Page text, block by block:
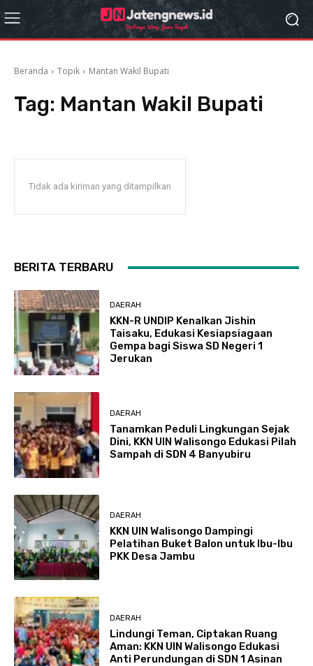
Beranda Topik Mantan Wakil Bupati
Tag: Mantan Wakil Bupati
Tidak ada kiriman yang ditampilkan
BERITA TERBARU
DAERAH
KKN-R UNDIP Kenalkan Jishin
Taisaku, Edukasi Kesiapsiagaan
Gempa bagi Siswa SD Negeri 1
Jerukan
DAERAH
Tanamkan Peduli Lingkungan Sejak
Dini, KKN UIN Walisongo Edukasi Pilah
Sampah di SDN 4 Banyubiru
DAERAH
KKN UIN Walisongo Dampingi
Pelatihan Buket Balon untuk Ibu-Ibu
PKK Desa Jambu
DAERAH
Lindungi Teman, Ciptakan Ruang
Aman: KKN UIN Walisongo Edukasi
Anti Perundungan di SDN 1 Asinan